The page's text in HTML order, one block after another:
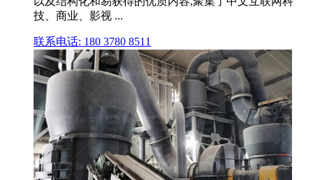
技、商业、影视 ...
联系电话: 180 3780 8511